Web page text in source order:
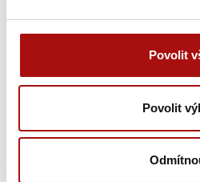
Povolit
Povolit